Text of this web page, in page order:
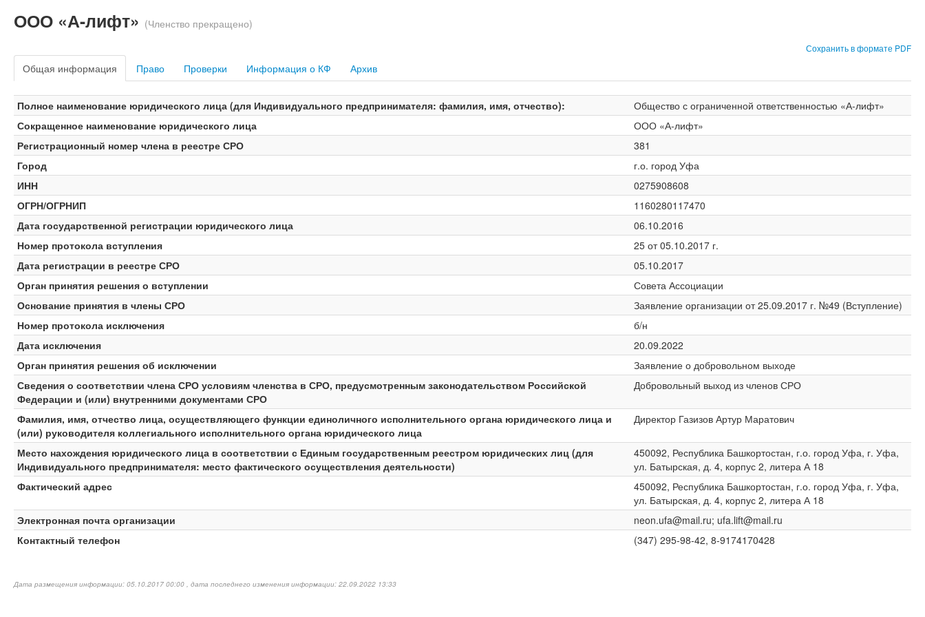
ООО «А-лифт» (Членство прекращено)
Сохранить в формате PDF
Общая информация Право Проверки Информация о КФ Архив
Полное наименование юридического лица (для Индивидуального предпринимателя: фамилия, имя, отчество):
Общество с ограниченной ответственностью «А-лифт»
Сокращенное наименование юридического лица
ООО «А-лифт»
Регистрационный номер члена в реестре СРО
381
Город
г.о. город Уфа
ИНН
0275908608
ОГРН/ОГРНИП
1160280117470
Дата государственной регистрации юридического лица
06.10.2016
Номер протокола вступления
25 от 05.10.2017 г.
Дата регистрации в реестре СРО
05.10.2017
Орган принятия решения о вступлении
Совета Ассоциации
Основание принятия в члены СРО
Заявление организации от 25.09.2017 г. №49 (Вступление)
Номер протокола исключения
б/н
Дата исключения
20.09.2022
Орган принятия решения об исключении
Заявление о добровольном выходе
Сведения о соответствии члена СРО условиям членства в СРО, предусмотренным законодательством Российской
Федерации и (или) внутренними документами СРО
Добровольный выход из членов СРО
Фамилия, имя, отчество лица, осуществляющего функции единоличного исполнительного органа юридического лица и
(или) руководителя коллегиального исполнительного органа юридического лица
Директор Газизов Артур Маратович
Место нахождения юридического лица в соответствии с Единым государственным реестром юридических лиц (для
Индивидуального предпринимателя: место фактического осуществления деятельности)
450092, Республика Башкортостан, г.о. город Уфа, г. Уфа,
ул. Батырская, д. 4, корпус 2, литера А 18
Фактический адрес
450092, Республика Башкортостан, г.о. город Уфа, г. Уфа,
ул. Батырская, д. 4, корпус 2, литера А 18
Электронная почта организации
neon.ufa@mail.ru; ufa.lift@mail.ru
Контактный телефон
(347) 295-98-42, 8-9174170428
Дата размещения информации: 05.10.2017 00:00 , дата последнего изменения информации: 22.09.2022 13:33